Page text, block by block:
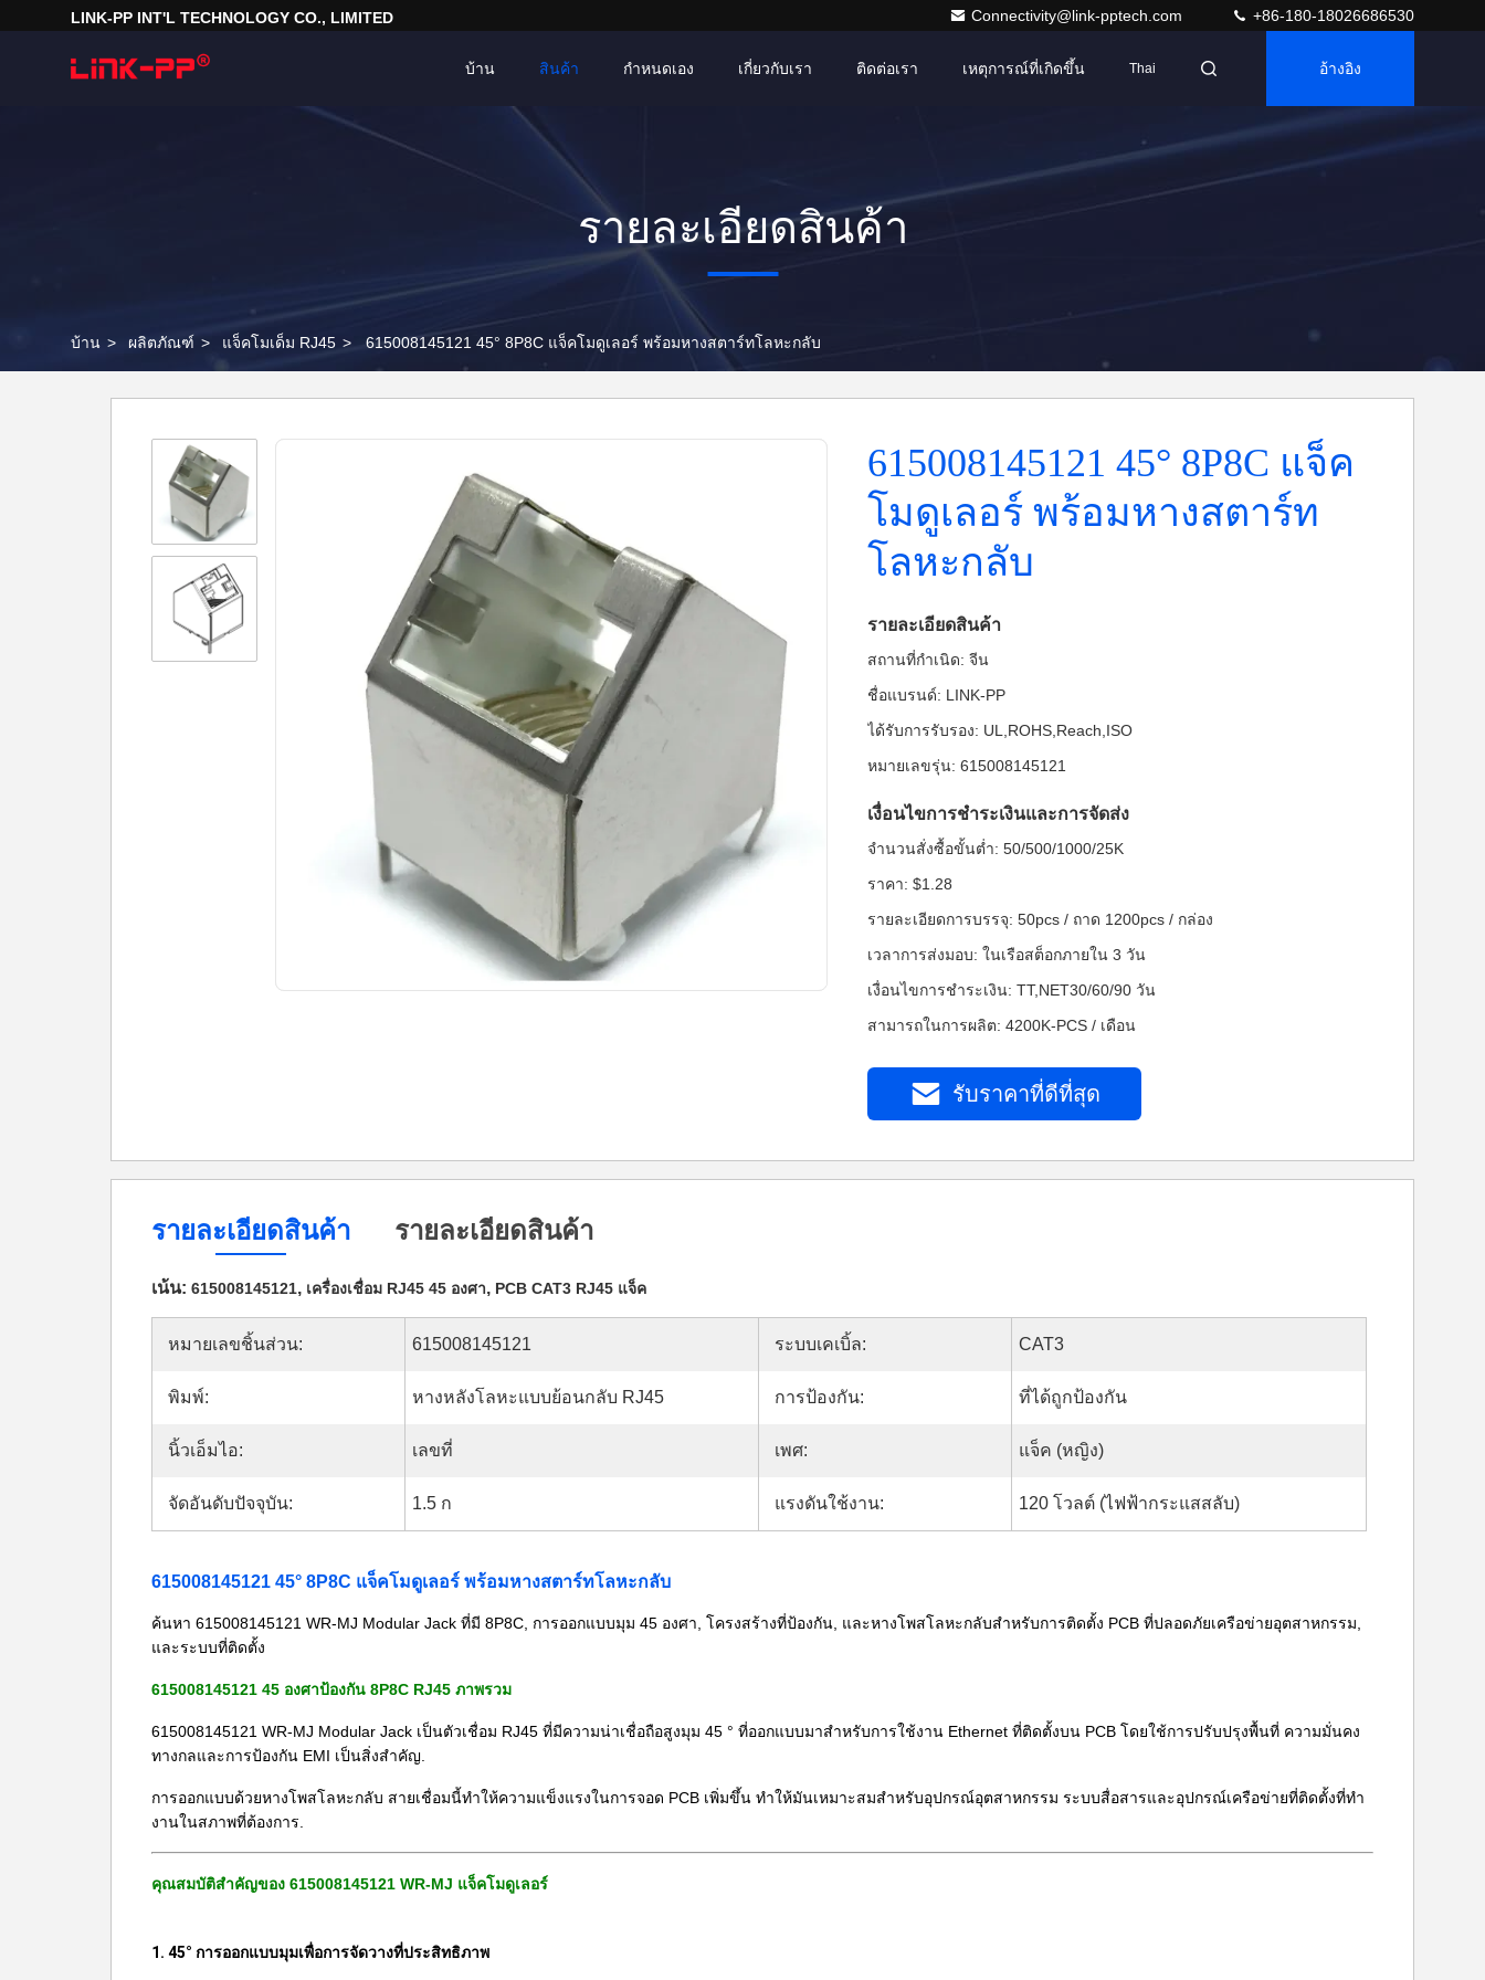
LINK-PP INT'L TECHNOLOGY CO., LIMITED Connectivity@link-pptech.com +86-180-18026686530
บ้าน สินค้า เกี่ยวกับเรา ติดต่อเรา เหตุการณ์ที่เกิดขึ้น
กำหนดเอง Thai อ้างอิง
รายละเอียดสินค้า
บ้าน > ผลิตภัณฑ์ > แจ็คโมเด็ม RJ45 > 615008145121 45° 8P8C แจ็คโมดูเลอร์ พร้อมหางสตาร์ทโลหะกลับ
615008145121 45° 8P8C แจ็ค
โมดูเลอร์ พร้อมหางสตาร์ท
โลหะกลับ
รายละเอียดสินค้า
สถานที่กำเนิด: จีน
ชื่อแบรนด์: LINK-PP
ได้รับการรับรอง: UL,ROHS,Reach,ISO
หมายเลขรุ่น: 615008145121
เงื่อนไขการชำระเงินและการจัดส่ง
จำนวนสั่งซื้อขั้นต่ำ: 50/500/1000/25K
ราคา: $1.28
รายละเอียดการบรรจุ: 50pcs / ถาด 1200pcs / กล่อง
เวลาการส่งมอบ: ในเรือสต็อกภายใน 3 วัน
เงื่อนไขการชำระเงิน: TT,NET30/60/90 วัน
สามารถในการผลิต: 4200K-PCS / เดือน
รับราคาที่ดีที่สุด
รายละเอียดสินค้า รายละเอียดสินค้า
เน้น: 615008145121, เครื่องเชื่อม RJ45 45 องศา, PCB CAT3 RJ45 แจ็ค
หมายเลขชิ้นส่วน: 615008145121 ระบบเคเบิ้ล: CAT3
พิมพ์: หางหลังโลหะแบบย้อนกลับ RJ45 การป้องกัน: ที่ได้ถูกป้องกัน
นิ้วเอ็มไอ: เลขที่ เพศ: แจ็ค (หญิง)
จัดอันดับปัจจุบัน: 1.5 ก แรงดันใช้งาน: 120 โวลต์ (ไฟฟ้ากระแสสลับ)
615008145121 45° 8P8C แจ็คโมดูเลอร์ พร้อมหางสตาร์ทโลหะกลับ
ค้นหา 615008145121 WR-MJ Modular Jack ที่มี 8P8C, การออกแบบมุม 45 องศา, โครงสร้างที่ป้องกัน, และหางโพสโลหะกลับสําหรับการติดตั้ง PCB ที่ปลอดภัยเครือข่ายอุตสาหกรรม,
และระบบที่ติดตั้ง
615008145121 45 องศาป้องกัน 8P8C RJ45 ภาพรวม
615008145121 WR-MJ Modular Jack เป็นตัวเชื่อม RJ45 ที่มีความน่าเชื่อถือสูงมุม 45 ° ที่ออกแบบมาสําหรับการใช้งาน Ethernet ที่ติดตั้งบน PCB โดยใช้การปรับปรุงพื้นที่ ความมั่นคง
ทางกลและการป้องกัน EMI เป็นสิ่งสําคัญ.
การออกแบบด้วยหางโพสโลหะกลับ สายเชื่อมนี้ทําให้ความแข็งแรงในการจอด PCB เพิ่มขึ้น ทําให้มันเหมาะสมสําหรับอุปกรณ์อุตสาหกรรม ระบบสื่อสารและอุปกรณ์เครือข่ายที่ติดตั้งที่ทํา
งานในสภาพที่ต้องการ.
คุณสมบัติสําคัญของ 615008145121 WR-MJ แจ็คโมดูเลอร์
1. 45° การออกแบบมุมเพื่อการจัดวางที่ประสิทธิภาพ